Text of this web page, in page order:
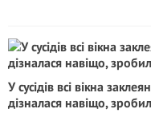
У сусідів всі вікна
дізналася навіщо,